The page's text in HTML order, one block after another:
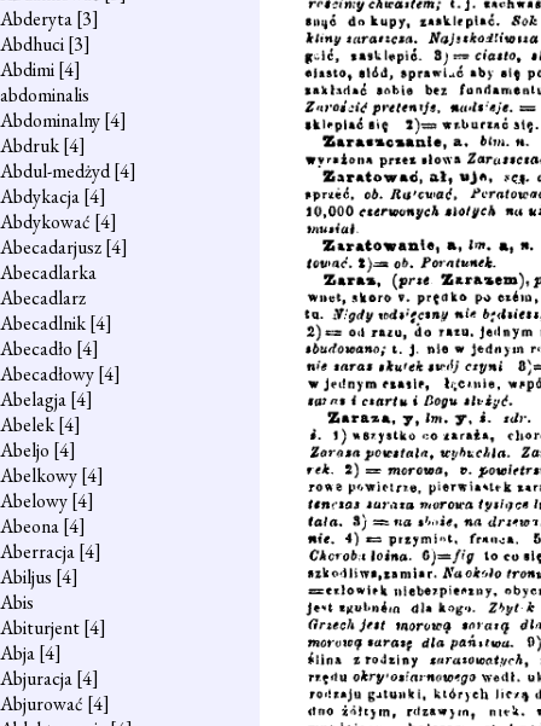
Abderyta[3]
Abdhuci[3]
Abdimi[4]
abdominalis
Abdominalny[4]
Abdruk[4]
Abdul-medżyd[4]
Abdykacja[4]
Abdykować [4]
Abecadarjusz[4]
Abecadlarka
Abecadlarz
Abecadlnik[4]
Abecadło [4]
Abecadłowy[4]
Abelagja[4]
Abelek[4]
Abeljo [4]
Abelkowy[4]
Abelowy[4]
Abeona[4]
Aberracja[4]
Abiljus [4]
Abis
Abiturjent[4]
Abja[4]
Abjuracja[4]
Abjurować [4]